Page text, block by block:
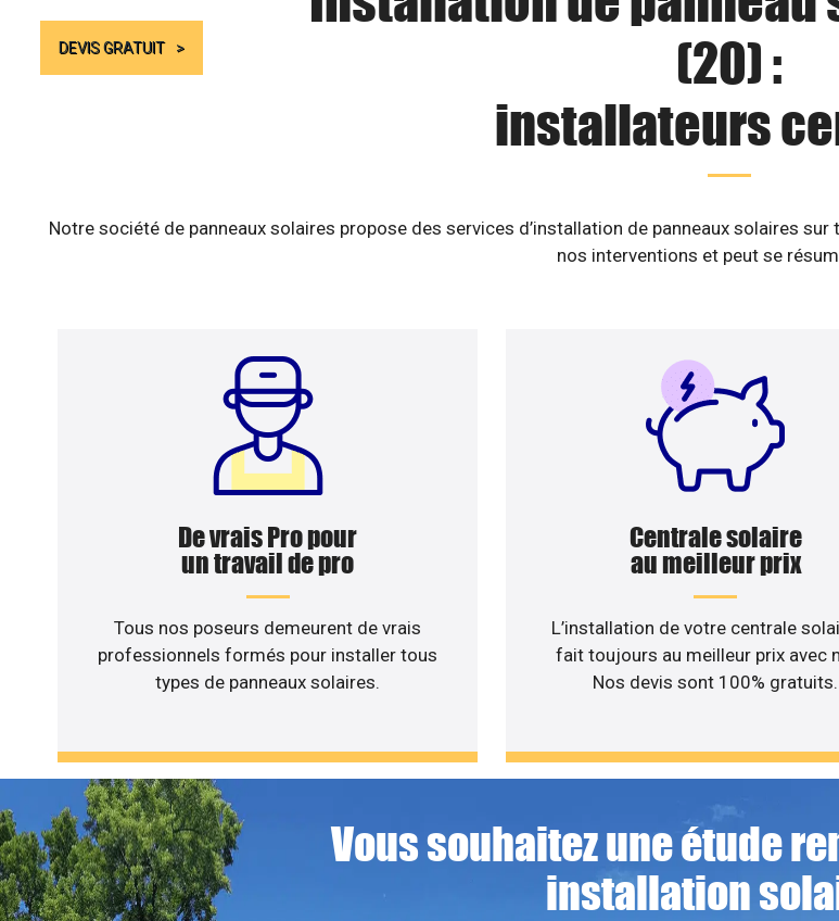
DEVIS GRATUIT
(20) :
installateurs
Notre société de panneaux solaires propose des services d’installation de panneaux solaires
nos interventions et peut se
De vrais Pro pour
un travail de pro
Tous nos poseurs demeurent de vrais
professionnels formés pour installer tous
types de panneaux solaires.
Centrale solaire
au meilleur prix
L’installation de votre centrale
fait toujours au meilleur prix avec
Nos devis sont 100% gratuits.
Vous souhaitez une étude
installation